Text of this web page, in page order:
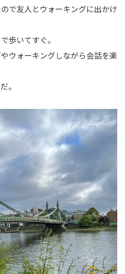
で友人とウォーキングに出かけ
歩いてすぐ。
ウォーキングしながら会話を楽
。